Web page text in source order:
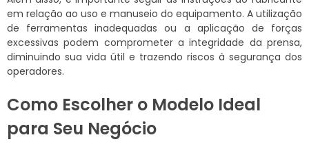
em relação ao uso e manuseio do equipamento. A utilização
de ferramentas inadequadas ou a aplicação de forças
excessivas podem comprometer a integridade da prensa,
diminuindo sua vida útil e trazendo riscos à segurança dos
operadores.
Como Escolher o Modelo Ideal
para Seu Negócio